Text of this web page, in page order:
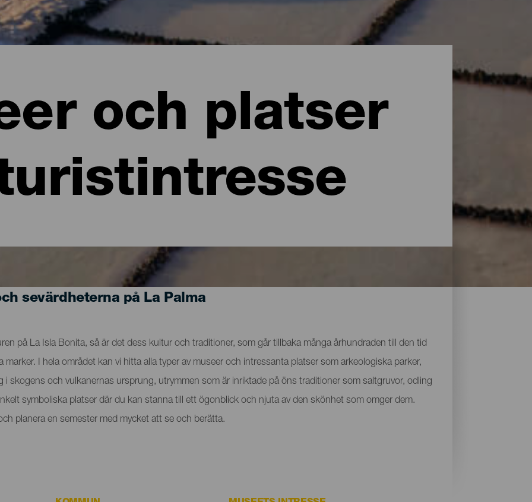
och platser
sevärdheterna på La Palma
på La Isla Bonita, så är det dess kultur och traditioner, som går tillbaka många århundraden till den tid
I hela området kan vi hitta alla typer av museer och intressanta platser som arkeologiska parker,
skogens och vulkanernas ursprung, utrymmen som är inriktade på öns traditioner som saltgruvor, odling
symboliska platser där du kan stanna till ett ögonblick och njuta av den skönhet som omger dem.
planera en semester med mycket att se och berätta.